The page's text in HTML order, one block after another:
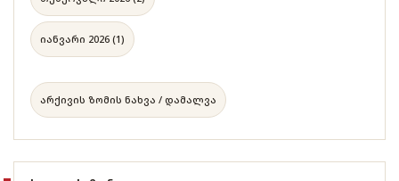
იანვარი 2026 (1)
არქივის ზომის ნახვა / დამალვა